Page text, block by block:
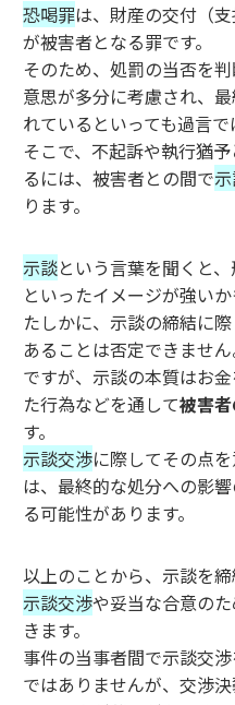
恐喝罪は、財産の交付（
が被害者となる罪です。
そのため、処罰の当否を
意思が多分に考慮され、
れているといっても過言で
そこで、不起訴や執行猶
るには、被害者との間で
ります。
示談という言葉を聞くと
といったイメージが強いか
たしかに、示談の締結に
あることは否定できません
ですが、示談の本質はお
た行為などを通して被害
す。
示談交渉に際してその点
は、最終的な処分への影
る可能性があります。
以上のことから、示談を
示談交渉や妥当な合意の
きます。
事件の当事者間で示談交
ではありませんが、交渉